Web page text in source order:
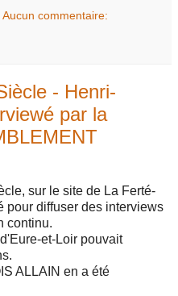
Aucun commentaire:
- Henri-
par la
sur le site de La Ferté-
pour diffuser des interviews
continu.
et-Loir pouvait
ALLAIN en a été